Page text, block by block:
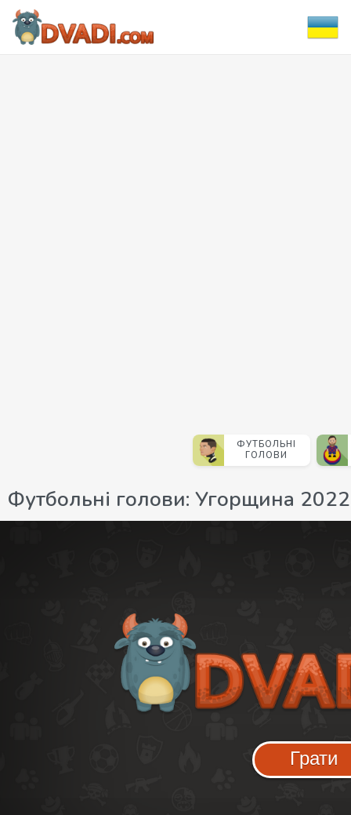
ФУТБОЛЬНІ
ГОЛОВИ
Футбольні голови: Угорщина
Грати